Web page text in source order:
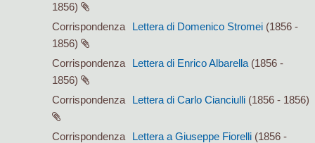
1856)
Corrispondenza
Lettera di Domenico Stromei (1856 -
1856)
Corrispondenza
Lettera di Enrico Albarella (1856 -
1856)
Corrispondenza
Lettera di Carlo Cianciulli (1856 - 1856)
Corrispondenza Lettera a Giuseppe Fiorelli (1856 -